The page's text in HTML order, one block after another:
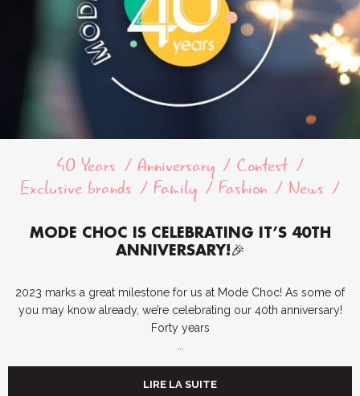
40 Years Anniversary
Contest
Exclusive brands
Family Fashion News
MODE CHOC IS CELEBRATING IT’S 40TH
ANNIVERSARY!🎉
2023 marks a great milestone for us at Mode Choc! As some of
you may know already, we’re celebrating our 40th anniversary!
Forty years
...
LIRE LA SUITE